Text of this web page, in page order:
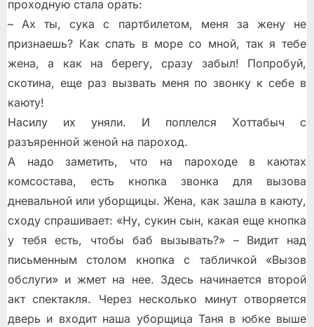
проходную стала орать:
– Ах ты, сука с партбилетом, меня за жену не
признаешь? Как спать в море со мной, так я тебе
жена, а как на берегу, сразу забыл! Попробуй,
скотина, еще раз вызвать меня по звонку к себе в
каюту!
Насилу их уняли. И поплелся Хоттабыч с
разъяренной женой на пароход.
А надо заметить, что на пароходе в каютах
комсостава, есть кнопка звонка для вызова
дневальной или уборщицы. Жена, как зашла в каюту,
сходу спрашивает: «Ну, сукин сын, какая еще кнопка
у тебя есть, чтобы баб вызывать?» – Видит над
письменным столом кнопка с табличкой «Вызов
обслуги» и жмет на нее. Здесь начинается второй
акт спектакля. Через несколько минут отворяется
дверь и входит наша уборщица Таня в юбке выше